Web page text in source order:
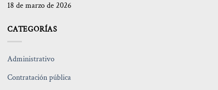
18 de marzo de 2026
CATEGORÍAS
Administrativo
Contratación pública